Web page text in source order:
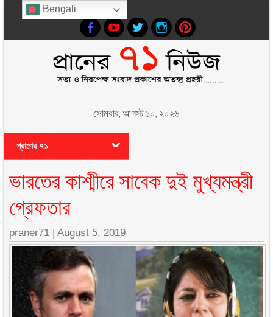
সোমবার, আগস্ট ১০, ২০২৬
প্রাণের ৭১
ভারতের কাশ্মীরে সাবেক দুই মুখ্যমন্ত্রী
গ্রেফতার
praner71 |August 5, 2019
Bengali